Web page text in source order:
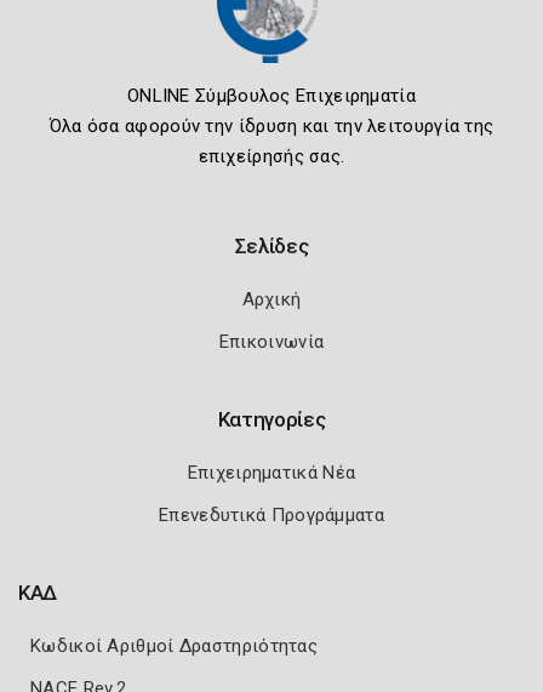
ONLINE Σύμβουλος Επιχειρηματία
Όλα όσα αφορούν την ίδρυση και την λειτουργία της
επιχείρησής σας.
Σελίδες
Αρχική
Επικοινωνία
Κατηγορίες
Επιχειρηματικά Νέα
Επενεδυτικά Προγράμματα
ΚΑΔ
Κωδικοί Αριθμοί Δραστηριότητας